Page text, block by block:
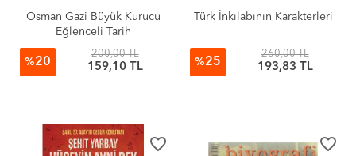
Osman Gazi Büyük Kurucu
Eğlenceli Tarih
%20
200,00 TL
159,10 TL
Türk İnkılabının Karakterleri
%25
260,00 TL
193,83 TL
favorite_border favorite_border